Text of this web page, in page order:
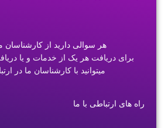
هر سوالی دارید از کارشناسان
برای دریافت هر یک از خدمات و یا
میتوانید با کارشناسان ما در
راه های ارتباطی با ما